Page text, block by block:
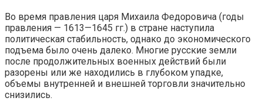
Во время правления царя Михаила Федоровича (годы
правления — 1613—1645 гг.) в стране наступила
политическая стабильность, однако до экономического
подъема было очень далеко. Многие русские земли
после продолжительных военных действий были
разорены или же находились в глубоком упадке,
объемы внутренней и внешней торговли значительно
снизились.